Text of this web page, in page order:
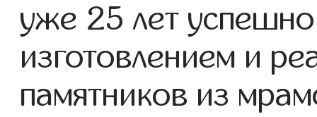
уже 25 лет
изготовлением и
памятников из